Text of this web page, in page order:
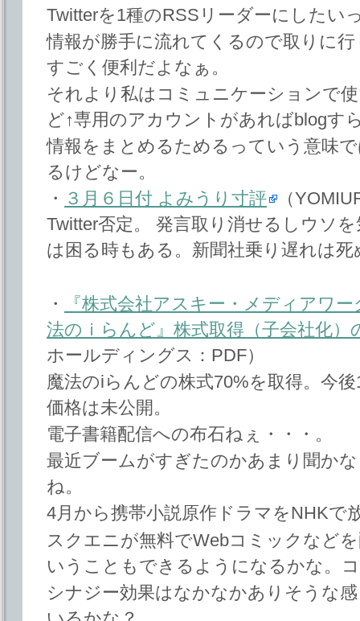
Twitterを1種のRSSリーダーにしたい
情報が勝手に流れてくるので取りに
すごく便利だよなぁ。
それより私はコミュニケーションで
ど↑専用のアカウントがあればblogす
情報をまとめるためるっていう意味
るけどなー。
・ ３月６日付 よみうり寸評
（
Twitter否定。 発言取り消せるしウソ
は困る時もある。新聞社乗り遅れは
・
『株式会社アスキー・メディアワ
法のｉらんど』株式取得（子会社化）
ホールディングス：PDF）
魔法のiらんどの株式70%を取得。今
価格は未公開。
電子書籍配信への布石ねぇ・・・。
最近ブームがすぎたのかあまり聞か
ね。
4月から携帯小説原作ドラマをNHKで
スクエニが無料でWebコミックなど
いうこともできるようになるかな。
シナジー効果はなかなかありそうな